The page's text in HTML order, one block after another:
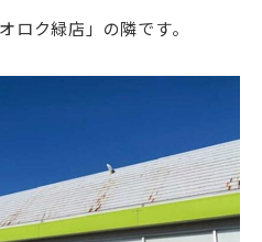
ロク緑店」の隣です。